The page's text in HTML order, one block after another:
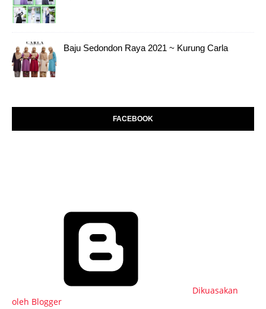
Baju Sedondon Raya 2021 ~ Kurung Carla
FACEBOOK
Dikuasakan
oleh Blogger